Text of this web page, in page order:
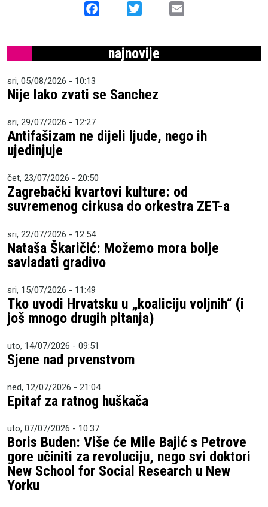
Facebook
najnovije
sri, 05/08/2026 - 10:13
Nije lako zvati se Sanchez
sri, 29/07/2026 - 12:27
Antifašizam ne dijeli ljude, nego ih
ujedinjuje
čet, 23/07/2026 - 20:50
Zagrebački kvartovi kulture: od
suvremenog cirkusa do orkestra ZET-a
sri, 22/07/2026 - 12:54
Nataša Škaričić: Možemo mora bolje
savladati gradivo
sri, 15/07/2026 - 11:49
Tko uvodi Hrvatsku u „koaliciju voljnih“ (i
još mnogo drugih pitanja)
uto, 14/07/2026 - 09:51
Sjene nad prvenstvom
ned, 12/07/2026 - 21:04
Epitaf za ratnog huškača
uto, 07/07/2026 - 10:37
Boris Buden: Više će Mile Bajić s Petrove
gore učiniti za revoluciju, nego svi doktori
New School for Social Research u New
Yorku